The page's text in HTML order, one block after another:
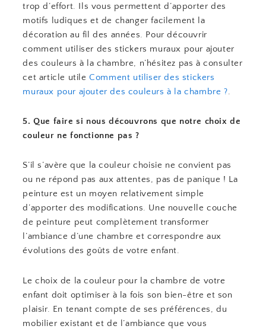
trop d’effort. Ils vous permettent d’apporter des
motifs ludiques et de changer facilement la
décoration au fil des années. Pour découvrir
comment utiliser des stickers muraux pour ajouter
des couleurs à la chambre, n’hésitez pas à consulter
cet article utileComment utiliser des stickers
muraux pour ajouter des couleurs à la chambre ?.
5. Que faire si nous découvrons que notre choix de
couleur ne fonctionne pas ?
S’il s’avère que la couleur choisie ne convient pas
ou ne répond pas aux attentes, pas de panique ! La
peinture est un moyen relativement simple
d’apporter des modifications. Une nouvelle couche
de peinture peut complètement transformer
l’ambiance d’une chambre et correspondre aux
évolutions des goûts de votre enfant.
Le choix de la couleur pour la chambre de votre
enfant doit optimiser à la fois son bien-être et son
plaisir. En tenant compte de ses préférences, du
mobilier existant et de l’ambiance que vous